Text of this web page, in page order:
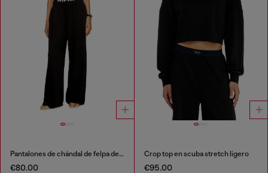
Pantalones de chándal de felpa de algodón con cinturilla con logo
€80.00
Crop top en scuba stretch ligero
€95.00